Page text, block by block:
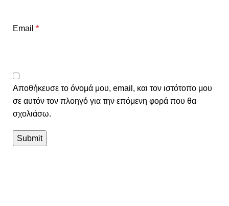
Email *
Αποθήκευσε το όνομά μου, email, και τον ιστότοπο μου
σε αυτόν τον πλοηγό για την επόμενη φορά που θα
σχολιάσω.